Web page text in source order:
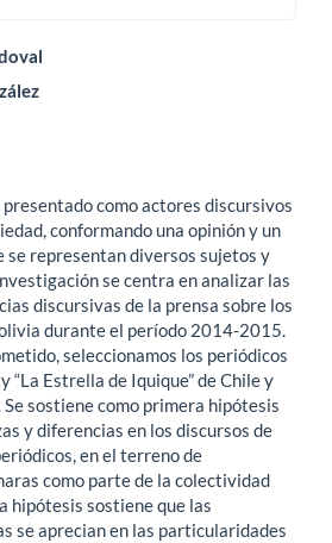
presentado como actores discursivos
conformando una opinión y un
se representan diversos sujetos y
se centra en analizar las
discursivas de la prensa sobre los
durante el período 2014-2015.
seleccionamos los periódicos
“La Estrella de Iquique” de Chile y
Se sostiene como primera hipótesis
y diferencias en los discursos de
en el terreno de
como parte de la colectividad
hipótesis sostiene que las
se aprecian en las particularidades